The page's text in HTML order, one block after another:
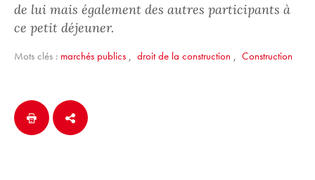
de lui mais également des autres participants à
ce petit déjeuner.
Mots clés : marchés publics , droit de la construction , Construction